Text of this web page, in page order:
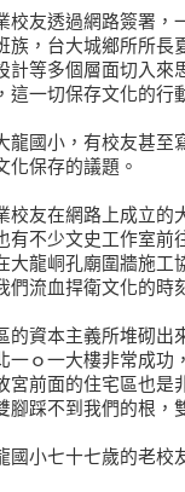
校友透過網路簽署，
族，台大城鄉所所長
計等多個層面切入來
這一切保存文化的行
龍國小，有校友甚
化保存的議題。
校友在網路上成立的
有不少文史工作室前
大龍峒孔廟圍牆施工
們流血捍衛文化的時
的資本主義所堆砌出
一ｏ一大樓非常成功
宮前面的住宅區也是
腳踩不到我們的根，
國小七十七歲的老校